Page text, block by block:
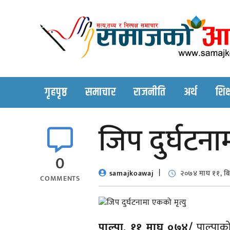
गृहपृष्ठ समाचार राजनीति अर्थ
0
COMMENTS
जिप
samajkoawaj २०७४ माघ ११,